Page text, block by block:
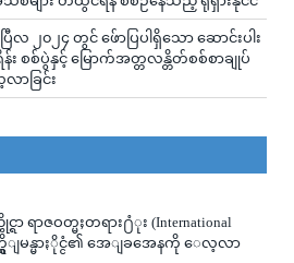
လ ၂၀၂၄ တွင် ဖ်ောပြပါရှိသော ဆောင်းပါး
း စစ်ပွဲနှင့် မြောက်အတ္တလန္တိတ်စစ်စာချုပ်
ာခြင်း
ာ ရာဇဝတ္မႈတရား႐ံုး (International
ရွိျမန္မာႏိုင္ငံ၏ အေျခအေနကို ေလ့လာ